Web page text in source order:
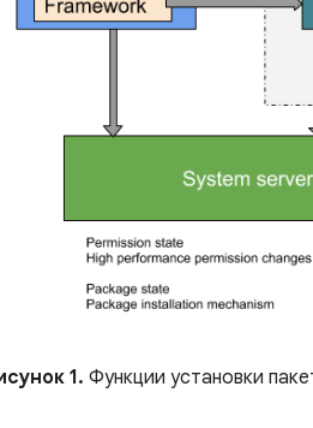
1. Функции установки